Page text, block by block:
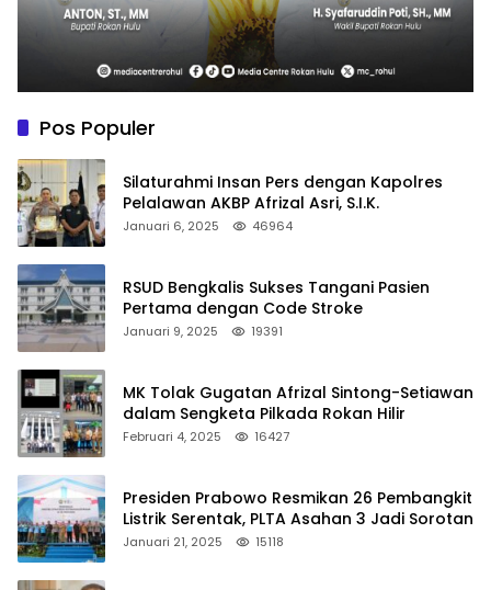
Pos Populer
Silaturahmi Insan Pers dengan Kapolres
Pelalawan AKBP Afrizal Asri, S.I.K.
Januari 6, 2025 46964
RSUD Bengkalis Sukses Tangani Pasien
Pertama dengan Code Stroke
Januari 9, 2025 19391
MK Tolak Gugatan Afrizal Sintong-Setiawan
dalam Sengketa Pilkada Rokan Hilir
Februari 4, 2025 16427
Presiden Prabowo Resmikan 26 Pembangkit
Listrik Serentak, PLTA Asahan 3 Jadi Sorotan
Januari 21, 2025 15118